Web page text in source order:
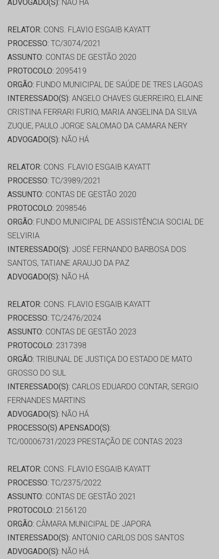
ADVOGADO(S): NÃO HÁ
RELATOR: CONS. FLAVIO ESGAIB KAYATT
PROCESSO: TC/3074/2021
ASSUNTO: CONTAS DE GESTÃO 2020
PROTOCOLO: 2095419
ORGÃO: FUNDO MUNICIPAL DE SAÚDE DE TRES LAGOAS
INTERESSADO(S): ANGELO CHAVES GUERREIRO, ELAINE
CRISTINA FERRARI FURIO, MARIA ANGELINA DA SILVA
ZUQUE, PAULO JORGE SALOMAO DA CAMARA NERY
ADVOGADO(S): NÃO HÁ
RELATOR: CONS. FLAVIO ESGAIB KAYATT
PROCESSO: TC/3989/2021
ASSUNTO: CONTAS DE GESTÃO 2020
PROTOCOLO: 2098546
ORGÃO: FUNDO MUNICIPAL DE ASSISTÊNCIA SOCIAL DE
SELVIRIA
INTERESSADO(S): JOSÉ FERNANDO BARBOSA DOS
SANTOS, TATIANE ARAUJO DA PAZ
ADVOGADO(S): NÃO HÁ
RELATOR: CONS. FLAVIO ESGAIB KAYATT
PROCESSO: TC/2476/2024
ASSUNTO: CONTAS DE GESTÃO 2023
PROTOCOLO: 2317398
ORGÃO: TRIBUNAL DE JUSTIÇA DO ESTADO DE MATO
GROSSO DO SUL
INTERESSADO(S): CARLOS EDUARDO CONTAR, SERGIO
FERNANDES MARTINS
ADVOGADO(S): NÃO HÁ
PROCESSO(S) APENSADO(S):
TC/00006731/2023 PRESTAÇÃO DE CONTAS 2023
RELATOR: CONS. FLAVIO ESGAIB KAYATT
PROCESSO: TC/2375/2022
ASSUNTO: CONTAS DE GESTÃO 2021
PROTOCOLO: 2156120
ORGÃO: CÂMARA MUNICIPAL DE JAPORA
INTERESSADO(S): ANTONIO CARLOS DOS SANTOS
ADVOGADO(S): NÃO HÁ